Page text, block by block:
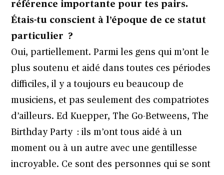
référence importante pour tes pairs.
Étais-tu conscient à l’époque de ce statut
particulier ?
Oui, partiellement. Parmi les gens qui m’ont le
plus soutenu et aidé dans toutes ces périodes
difficiles, il y a toujours eu beaucoup de
musiciens, et pas seulement des compatriotes
d’ailleurs. Ed Kuepper, The Go-Betweens, The
Birthday Party: ils m’ont tous aidé à un
moment ou à un autre avec une gentillesse
incroyable. Ce sont des personnes qui se sont